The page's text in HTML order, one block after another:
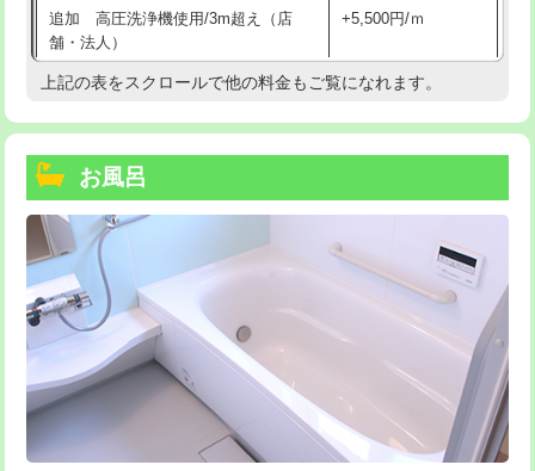
追加 高圧洗浄機使用/3m超え（店
舗・法人）
+5,500円/ｍ
高度高圧洗浄換 現地調査
トーラー機使用/3mまで
追加トーラー機使用/3m超え
カメラ調査 33,000円
桝清掃 8,800円
止水・漏水調査・防水処理・清掃・修
理・調整・分解・加工など（軽作業）
止水・漏水調査・防水処理・清掃・修
22,000円
上記の表をスクロールで他の料金もご覧になれます。
お風呂